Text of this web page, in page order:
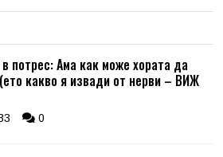
потрес: Ама как може хората да
какво я извади от нерви – ВИЖ
0